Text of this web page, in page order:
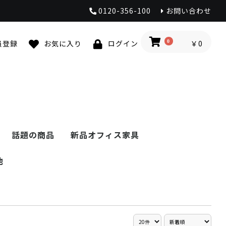
0120-356-100 お問い合わせ
登録 お気に入り ログイン 0 ￥0
ン
パ
話題の商品 新品オフィス家具